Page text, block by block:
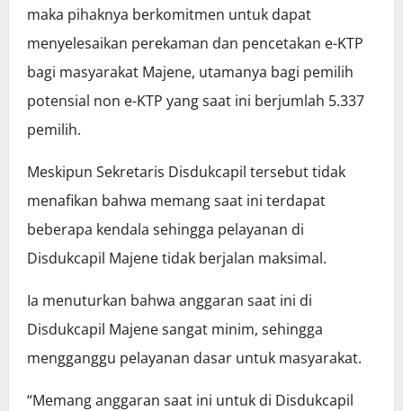
maka pihaknya berkomitmen untuk dapat
menyelesaikan perekaman dan pencetakan e-KTP
bagi masyarakat Majene, utamanya bagi pemilih
potensial non e-KTP yang saat ini berjumlah 5.337
pemilih.
Meskipun Sekretaris Disdukcapil tersebut tidak
menafikan bahwa memang saat ini terdapat
beberapa kendala sehingga pelayanan di
Disdukcapil Majene tidak berjalan maksimal.
Ia menuturkan bahwa anggaran saat ini di
Disdukcapil Majene sangat minim, sehingga
mengganggu pelayanan dasar untuk masyarakat.
“Memang anggaran saat ini untuk di Disdukcapil